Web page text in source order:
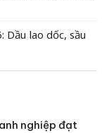
lao dốc, sầu
nghiệp đạt